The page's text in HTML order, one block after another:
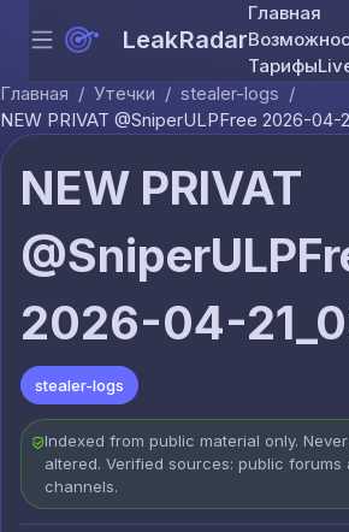
Skip to
Menu LeakRadar
Главная
Тарифы
Главная / Утечки / stealer-logs /
NEW PRIVAT @SniperULPFree 2026-04-
NEW PRIVAT
2026-04-
stealer-logs
Indexed from public material only.
altered. Verified sources: public forums
channels.